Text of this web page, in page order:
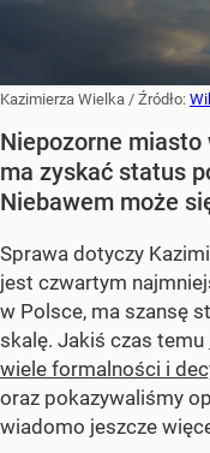
Kazimierza Wielka / Źródło:
Niepozorne
ma zyskać status
Niebawem może
Sprawa dotyczy
jest czwartym
w Polsce, ma szansę
skalę. Jakiś czas temu
wiele formalności i
oraz pokazywaliśmy
wiadomo jeszcze